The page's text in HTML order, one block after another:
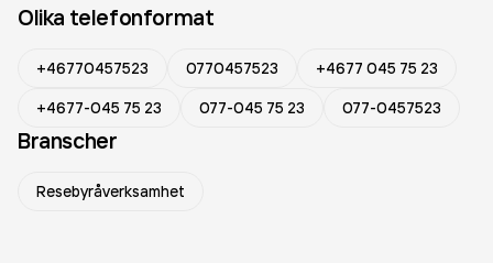
Olika telefonformat
+46770457523 0770457523
+4677 045 75 23
+4677-045 75 23
077-045 75 23 077-0457523
Branscher
Resebyråverksamhet